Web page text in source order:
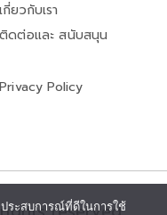
เกี่ยวกับเรา
ติดต่อและ สนับสนุน
Privacy Policy
ระสบการณ์ที่ดีในการใช้